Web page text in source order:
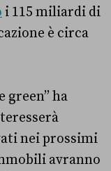
i 115 miliardi di
è circa
green” ha
nei prossimi
avranno